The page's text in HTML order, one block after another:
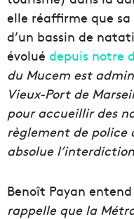
elle réaffirme que
d’un bassin de
évolué depuis notre
du Mucem est
Vieux-Port de
pour accueillir des
règlement de police
absolue
Benoît Payan
rappelle que la